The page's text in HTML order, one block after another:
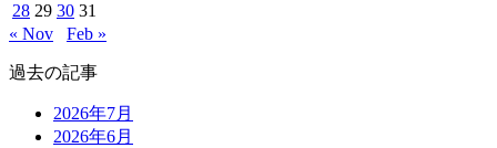
28 29 30 31
« Nov
Feb »
過去の記事
2026年7月
2026年6月